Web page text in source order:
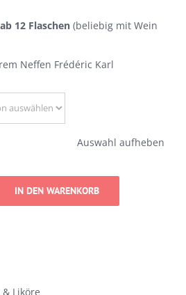
12 Flaschen (beliebig mit Wein
Neffen Frédéric Karl
Auswahl aufheben
IN DEN WARENKORB
Liköre